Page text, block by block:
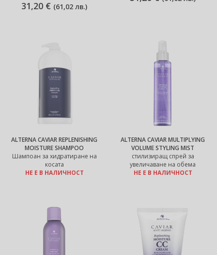
31,20 € (61,02 лв.)
ALTERNA CAVIAR REPLENISHING
MOISTURE SHAMPOO
Шампоан за хидратиране на
косата
НЕ Е В НАЛИЧНОСТ
ALTERNA CAVIAR MULTIPLYING
VOLUME STYLING MIST
стилизиращ спрей за
увеличаване на обема
НЕ Е В НАЛИЧНОСТ